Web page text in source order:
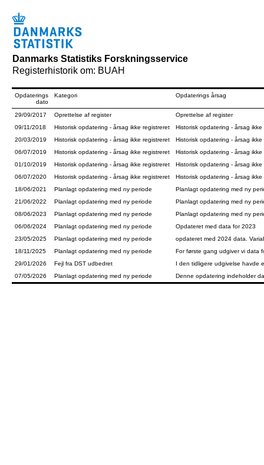
Danmarks Statistiks Forskningsservice
Registerhistorik om: BUAH
Opdaterings
dato
Kategori Opdaterings årsag
29/09/2017 Oprettelse af register
Oprettelse af register
09/11/2018
Historisk opdatering - årsag ikke registreret
Historisk opdatering - årsag ikke
20/03/2019
Historisk opdatering - årsag ikke registreret
Historisk opdatering - årsag ikke
06/07/2019
Historisk opdatering - årsag ikke registreret
Historisk opdatering - årsag ikke
01/10/2019
Historisk opdatering - årsag ikke registreret
Historisk opdatering - årsag ikke
06/07/2020
Historisk opdatering - årsag ikke registreret
Historisk opdatering - årsag ikke
18/06/2021
Planlagt opdatering med ny periode
Planlagt opdatering med ny
21/06/2022
Planlagt opdatering med ny periode
Planlagt opdatering med ny
08/06/2023
Planlagt opdatering med ny periode
Planlagt opdatering med ny
06/06/2024
Planlagt opdatering med ny periode
Opdateret med data for 2023
23/05/2025
Planlagt opdatering med ny periode
opdateret med 2024 data.
18/11/2025
Planlagt opdatering med ny periode
For første gang udgiver vi data
29/01/2026
Fejl fra DST udbedret
I den tidligere udgivelse havde
07/05/2026
Planlagt opdatering med ny periode Denne opdatering indeholder